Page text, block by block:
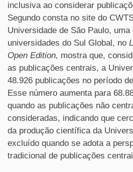
inclusiva ao considerar
Segundo consta no site do
Universidade de São Paulo, uma
universidades do Sul Global, no
Open Edition, mostra que,
as publicações centrais, a
48.926 publicações no período
Esse número aumenta para
quando as publicações não
consideradas, indicando que
da produção científica da
excluído quando se adota a
tradicional de publicações